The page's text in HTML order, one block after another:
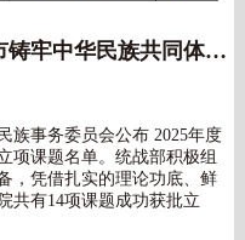
喜报：我院14项课题获包头市铸牢中华民族共同体意识研究立项
族事务委员会公布 2025年度
项课题名单。统战部积极组
，凭借扎实的理论功底、鲜
共有14项课题成功获批立